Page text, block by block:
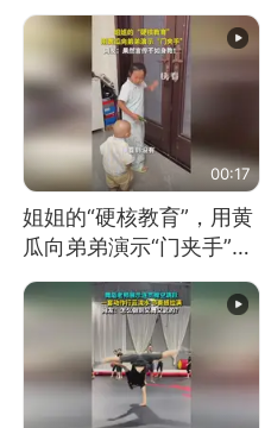
00:17
姐姐的“硬核教育”，用黄
瓜向弟弟演示“门夹手”，
网友：果然言传不如身
教！